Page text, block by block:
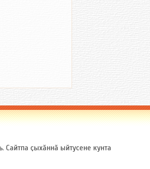
Сайтпа ҫыхӑннӑ ыйтусене кунта